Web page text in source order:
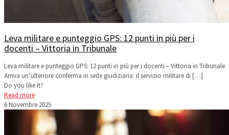
Leva militare e punteggio GPS: 12 punti in più per i
docenti – Vittoria in Tribunale
Leva militare e punteggio GPS: 12 punti in più per i docenti – Vittoria in Tribunale
Arriva un’ulteriore conferma in sede giudiziaria: il servizio militare di […]
Do you like it?
Read more
6 Novembre 2025